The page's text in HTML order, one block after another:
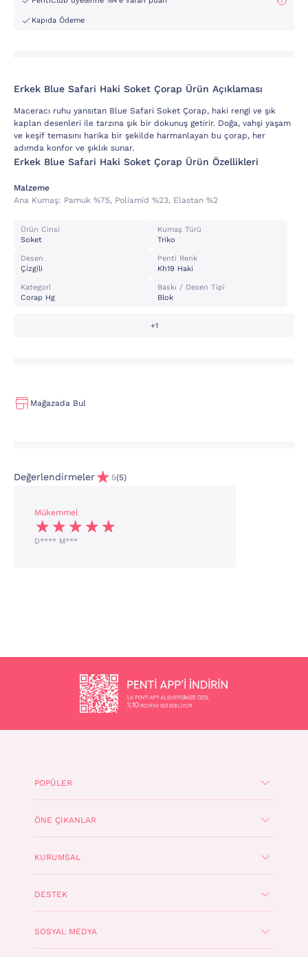
Kapıda Ödeme
Erkek Blue Safari Haki Soket Çorap Ürün Açıklaması
Maceracı ruhu yansıtan Blue Safari Soket Çorap, haki rengi ve şık
kaplan desenleri ile tarzına şık bir dokunuş getirir. Doğa, vahşi yaşam
ve keşif temasını harika bir şekilde harmanlayan bu çorap, her
adımda konfor ve şıklık sunar.
Erkek Blue Safari Haki Soket Çorap Ürün Özellikleri
Malzeme
Ana Kumaş: Pamuk %75, Poli̇ami̇d %23, Elastan %2
Ürün Cinsi
Soket
Kumaş Türü
Triko
Desen
Çizgili
Penti Renk
Kh19 Haki
Kategori
Corap Hg
Baskı / Desen Tipi
Blok
+1
Mağazada Bul
Değerlendirmeler 5(5)
Mükemmel
D**** M***
POPÜLER
ÖNE ÇIKANLAR
KURUMSAL
DESTEK
SOSYAL MEDYA